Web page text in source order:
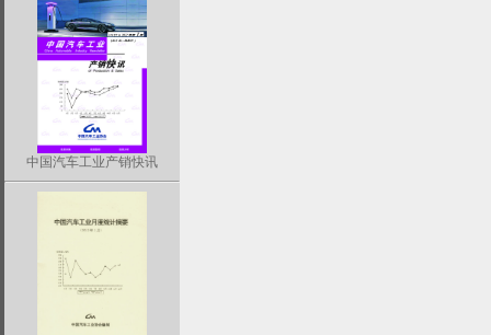
中国汽车工业产销快讯